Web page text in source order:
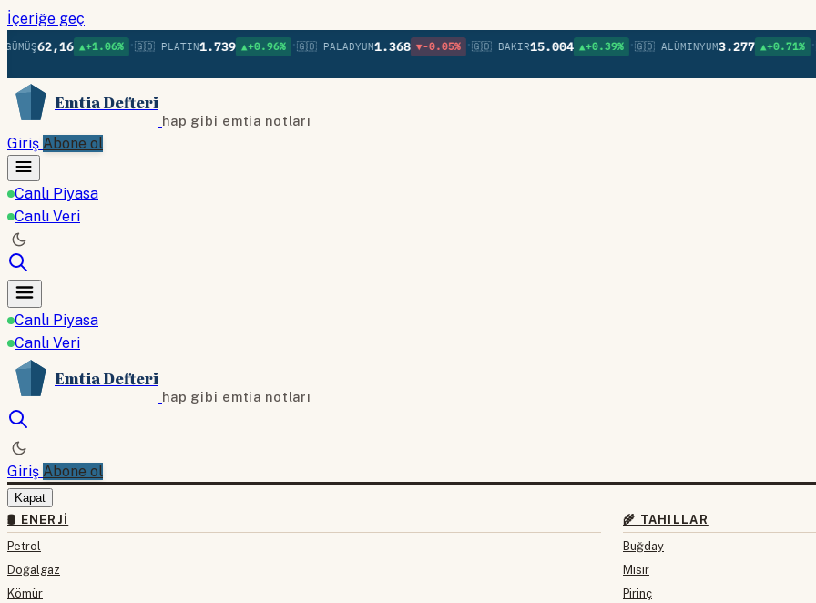
İçeriğe geç
▲+1.06% •🇬🇧 PLATIN 1.739 ▲+0.96% •🇬🇧 PALADYUM1.368 ▼-0.05% •🇬🇧 BAKIR15.004 ▲+0.39% •🇬🇧 ALÜMINYUM3.277 ▲+0.71% •🇬🇧
Emtia Defteri
hap gibi emtia notları
Giriş Abone ol
Canlı Piyasa
Canlı Veri
Canlı Piyasa
Canlı Veri
Emtia Defteri
hap gibi emtia notları
Giriş Abone ol
Kapat
🛢 ENERJI
Petrol
Doğalgaz
Kömür
🌾 TAHILLAR
Buğday
Mısır
Pirinç